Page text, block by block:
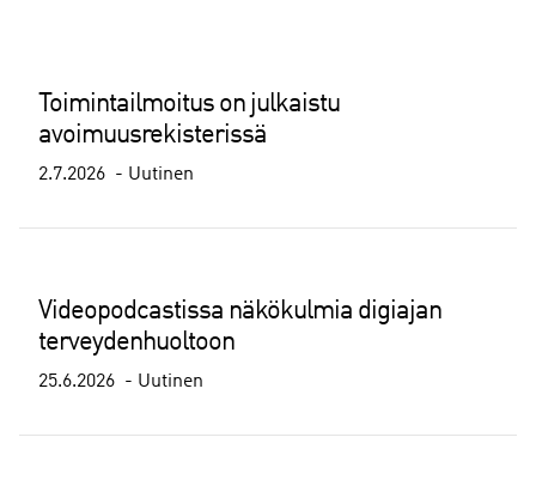
Toimintailmoitus on julkaistu
avoimuusrekisterissä
2.7.2026 Uutinen
Videopodcastissa näkökulmia digiajan
terveydenhuoltoon
25.6.2026 Uutinen